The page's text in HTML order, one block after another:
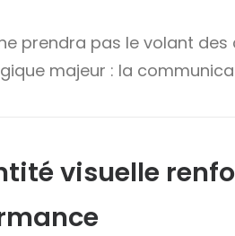
prendra pas le volant
majeur : la
visuelle